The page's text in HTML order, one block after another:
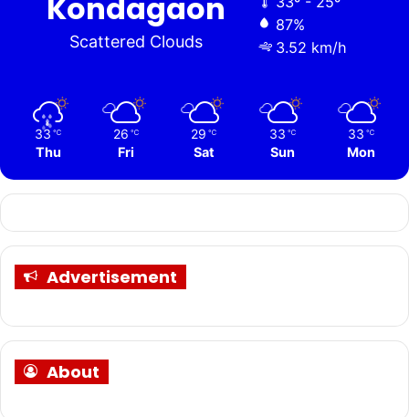
Kondagaon
Scattered Clouds
87%
3.52 km/h
33 ℃
Thu
26 ℃
Fri
29 ℃
Sat
33 ℃
Sun
33 ℃
Mon
Advertisement
About